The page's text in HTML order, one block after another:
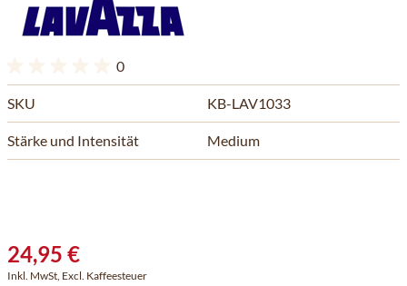
0
SKU KB-LAV1033
Stärke und Intensität Medium
24,95 €
Inkl. MwSt, Excl. Kaffeesteuer